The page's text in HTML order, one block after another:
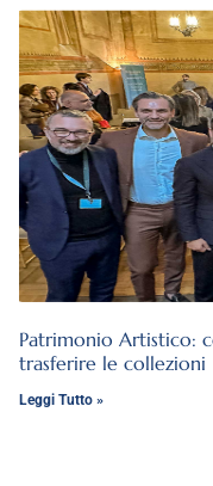
Patrimonio Artistico:
trasferire le collezioni
Leggi Tutto »